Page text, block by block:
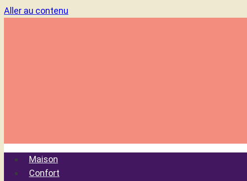
Aller au contenu
Maison
Confort